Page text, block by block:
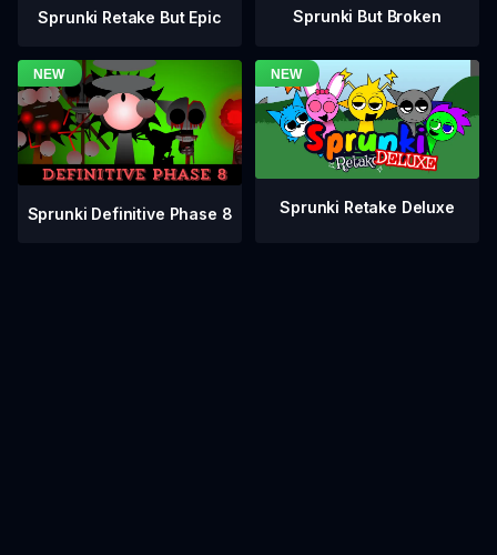
Sprunki Retake But Epic Sprunki But Broken
Sprunki Definitive Phase 8 Sprunki Retake Deluxe